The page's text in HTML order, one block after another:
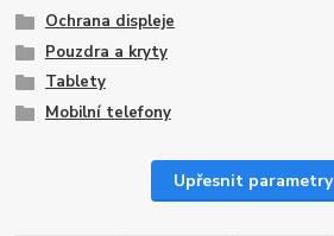
Ochrana displeje
Pouzdra a kryty
Tablety
Mobilní telefony
Upřesnit parametry